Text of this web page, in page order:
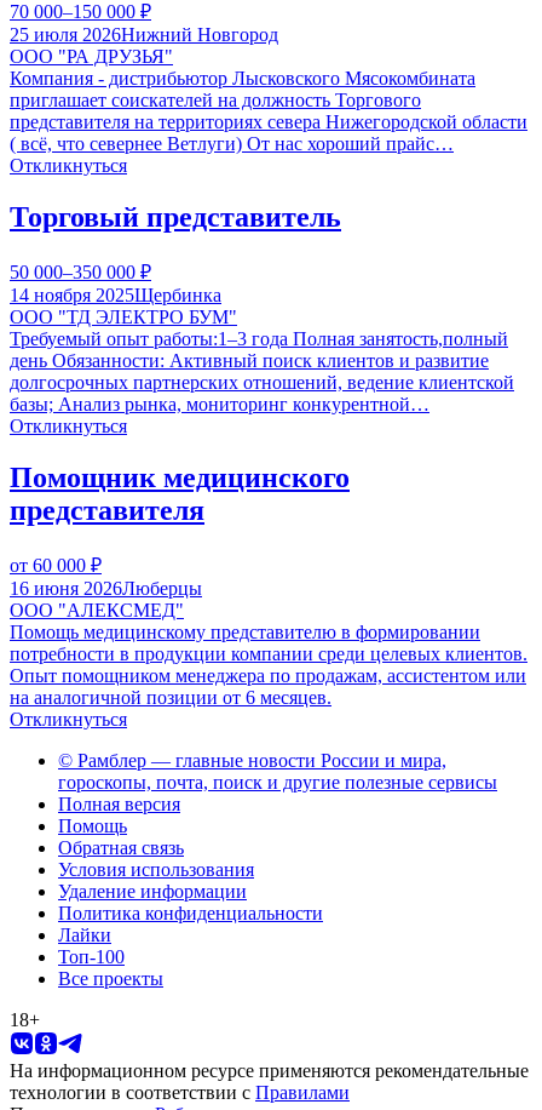
70 000–150 000 ₽
25 июля 2026Нижний Новгород
ООО "РА ДРУЗЬЯ"
Компания - дистрибьютор Лысковского Мясокомбината
приглашает соискателей на должность Торгового
представителя на территориях севера Нижегородской области
( всё, что севернее Ветлуги) От нас хороший прайс…
Откликнуться
Торговый представитель
50 000–350 000 ₽
14 ноября 2025Щербинка
ООО "ТД ЭЛЕКТРО БУМ"
Требуемый опыт работы:1–3 года Полная занятость,полный
день Обязанности: Активный поиск клиентов и развитие
долгосрочных партнерских отношений, ведение клиентской
базы; Анализ рынка, мониторинг конкурентной…
Откликнуться
Помощник медицинского
представителя
от 60 000 ₽
16 июня 2026Люберцы
ООО "АЛЕКСМЕД"
Помощь медицинскому представителю в формировании
потребности в продукции компании среди целевых клиентов.
Опыт помощником менеджера по продажам, ассистентом или
на аналогичной позиции от 6 месяцев.
Откликнуться
© Рамблер — главные новости России и мира,
гороскопы, почта, поиск и другие полезные сервисы
Полная версия
Помощь
Обратная связь
Условия использования
Удаление информации
Политика конфиденциальности
Лайки
Топ-100
Все проекты
18+
На информационном ресурсе применяются рекомендательные
технологии в соответствии с Правилами